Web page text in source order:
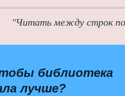
"Читать между строк
библиотека
лучше?